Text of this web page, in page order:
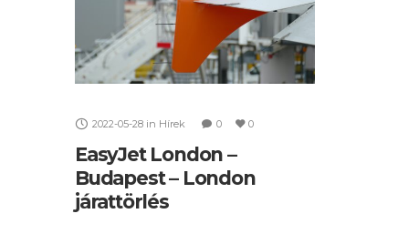
2022-05-28 in Hírek 0 0
EasyJet London –
Budapest – London
járattörlés